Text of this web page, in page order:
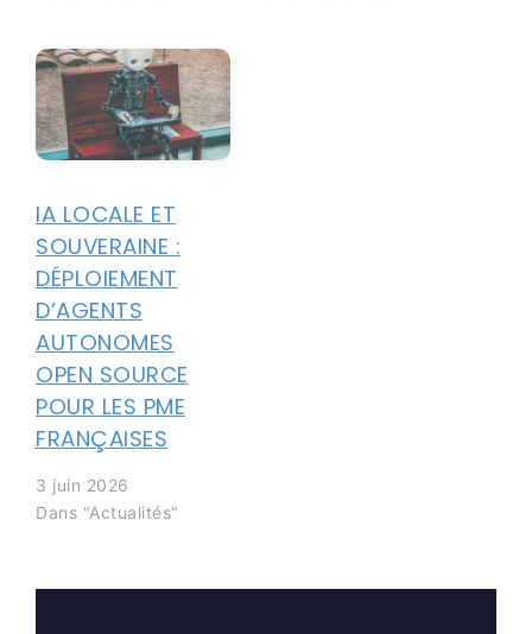
IA LOCALE ET
SOUVERAINE :
DÉPLOIEMENT
D’AGENTS
AUTONOMES
OPEN SOURCE
POUR LES PME
FRANÇAISES
3 juin 2026
Dans "Actualités"